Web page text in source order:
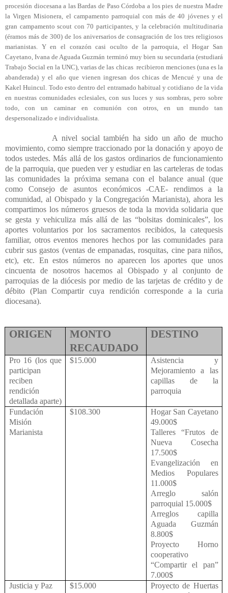
procesión diocesana a las Bardas de Paso Córdoba a los pies de nuestra Madre
la Virgen Misionera, el campamento parroquial con más de 40 jóvenes y el
gran campamento scout con 70 participantes, y la celebración multitudinaria
(éramos más de 300) de los aniversarios de consagración de los tres religiosos
marianistas. Y en el corazón casi oculto de la parroquia, el Hogar San
Cayetano, Ivana de Aguada Guzmán terminó muy bien su secundaria (estudiará
Trabajo Social en la UNC), varias de las chicas recibieron menciones (una es la
abanderada) y el año que vienen ingresan dos chicas de Mencué y una de
Kakel Huincul. Todo esto dentro del entramado habitual y cotidiano de la vida
en nuestras comunidades eclesiales, con sus luces y sus sombras, pero sobre
todo, con un caminar en comunión con otros, en un mundo tan
despersonalizado e individualista.
A nivel social también ha sido un año de mucho
movimiento, como siempre traccionado por la donación y apoyo de
todos ustedes. Más allá de los gastos ordinarios de funcionamiento
de la parroquia, que pueden ver y estudiar en las carteleras de todas
las comunidades la próxima semana con el balance anual (que
como Consejo de asuntos económicos -CAE- rendimos a la
comunidad, al Obispado y la Congregación Marianista), ahora les
compartimos los números gruesos de toda la movida solidaria que
se gesta y vehiculiza más allá de las “bolsitas dominicales”, los
aportes voluntarios por los sacramentos recibidos, la catequesis
familiar, otros eventos menores hechos por las comunidades para
cubrir sus gastos (ventas de empanadas, rosquitas, cine para niños,
etc), etc. En estos números no aparecen los aportes que unos
cincuenta de nosotros hacemos al Obispado y al conjunto de
parroquias de la diócesis por medio de las tarjetas de crédito y de
débito (Plan Compartir cuya rendición corresponde a la curia
diocesana).
ORIGEN
MONTO
RECAUDADO
DESTINO
Pro 16 (los que
participan
reciben
rendición
detallada aparte)
$15.000
Asistencia y
Mejoramiento a las
capillas de la
parroquia
Fundación
Misión
Marianista
$108.300
Hogar San Cayetano
49.000$
Talleres “Frutos de
Nueva Cosecha
17.500$
Evangelización en
Medios Populares
11.000$
Arreglo salón
parroquial 15.000$
Arreglos capilla
Aguada Guzmán
8.800$
Proyecto Horno
cooperativo
“Compartir el pan”
7.000$
Justicia y Paz
$15.000
Proyecto de Huertas